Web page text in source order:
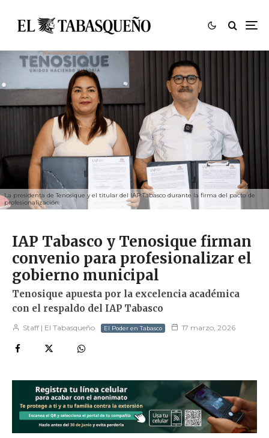
La presidenta de Tenosique y el titular del IAP Tabasco durante la firma del pacto de
profesionalización.
IAP Tabasco y Tenosique firman
convenio para profesionalizar el
gobierno municipal
Tenosique apuesta por la excelencia académica
con el respaldo del IAP Tabasco
Staff | El Tabasqueño El Poder en Tabasco 17 marzo, 2026